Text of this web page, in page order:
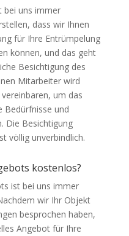
bei uns immer
dass wir Ihnen
für Ihre Entrümpelung
können, und das geht
Besichtigung des
Mitarbeiter wird
um das
Bedürfnisse und
Die Besichtigung
völlig unverbindlich.
kostenlos?
ist bei uns immer
wir Ihr Objekt
besprochen haben,
Angebot für Ihre